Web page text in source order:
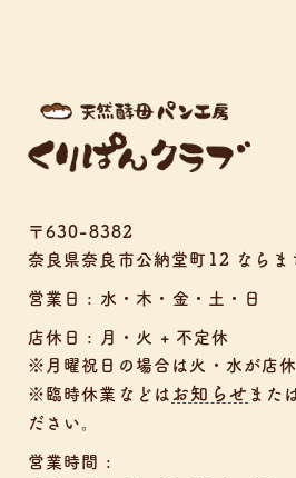
〒630-8382
奈良県奈良市公納堂町12 なら
営業日 : 水・木・金・土・日
店休日 : 月・火 + 不定休
※月曜祝日の場合は火・水が店休
※臨時休業などは お知らせ また
ださい。
営業時間 :